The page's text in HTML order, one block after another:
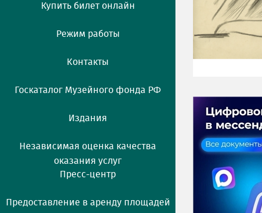
Купить билет онлайн
Режим работы
Контакты
Госкаталог Музейного фонда РФ
Издания
Независимая оценка качества
оказания услуг
Пресс-центр
Предоставление в аренду площадей